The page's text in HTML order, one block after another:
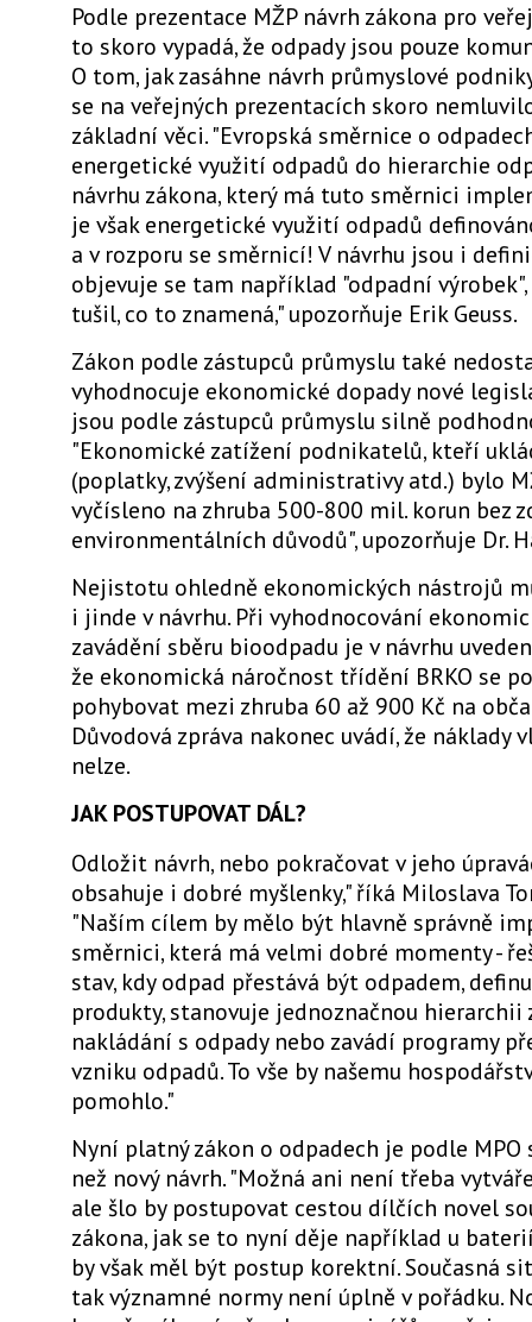
Podle prezentace MŽP návrh zákona pro
to skoro vypadá, že odpady jsou pouze
O tom, jak zasáhne návrh průmyslové
se na veřejných prezentacích skoro
základní věci. "Evropská směrnice o
energetické využití odpadů do hierarchie
návrhu zákona, který má tuto směrnici
je však energetické využití odpadů
a v rozporu se směrnicí! V návrhu jsou i
objevuje se tam například "odpadní
tušil, co to znamená," upozorňuje Erik Geuss.
Zákon podle zástupců průmyslu také
vyhodnocuje ekonomické dopady nové
jsou podle zástupců průmyslu silně
"Ekonomické zatížení podnikatelů, kteří
(poplatky, zvýšení administrativy atd.) bylo
vyčísleno na zhruba 500-800 mil. korun bez
environmentálních důvodů", upozorňuje Dr.
Nejistotu ohledně ekonomických nástrojů
i jinde v návrhu. Při vyhodnocování
zavádění sběru bioodpadu je v návrhu
že ekonomická náročnost třídění BRKO se
pohybovat mezi zhruba 60 až 900 Kč na
Důvodová zpráva nakonec uvádí, že náklady
nelze.
JAK POSTUPOVAT DÁL?
Odložit návrh, nebo pokračovat v jeho
obsahuje i dobré myšlenky," říká Miloslava
"Naším cílem by mělo být hlavně správně
směrnici, která má velmi dobré momenty -
stav, kdy odpad přestává být odpadem,
produkty, stanovuje jednoznačnou hierarchii
nakládání s odpady nebo zavádí programy
vzniku odpadů. To vše by našemu
pomohlo."
Nyní platný zákon o odpadech je podle
než nový návrh. "Možná ani není třeba
ale šlo by postupovat cestou dílčích novel
zákona, jak se to nyní děje například u
by však měl být postup korektní. Současná
tak významné normy není úplně v pořádku.